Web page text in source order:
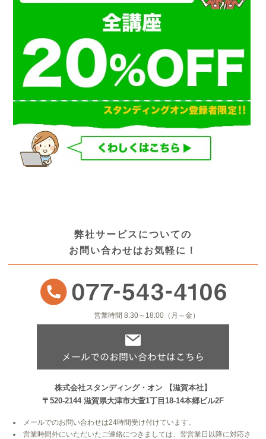
弊社サービスについての
お問い合わせはお気軽に！
営業時間 8:30～18:00（月～金）
株式会社スタンディング・オン
【滋賀本社】
〒520-2144 滋賀県大津市大萱1丁目18-14本郷ビル2F
メールでのお問い合わせは24時間受け付けています。
営業時間外にいただいたご連絡につきましては、翌営業日以降に対応さ